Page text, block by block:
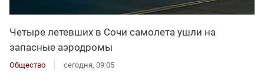
Четыре летевших в Сочи самолета ушли на
запасные аэродромы
Общество сегодня, 09:05